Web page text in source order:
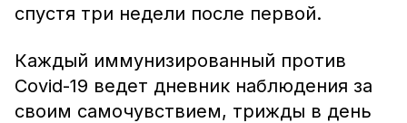
спустя три недели после первой.
Каждый иммунизированный против
Covid-19 ведет дневник наблюдения за
своим самочувствием, трижды в день